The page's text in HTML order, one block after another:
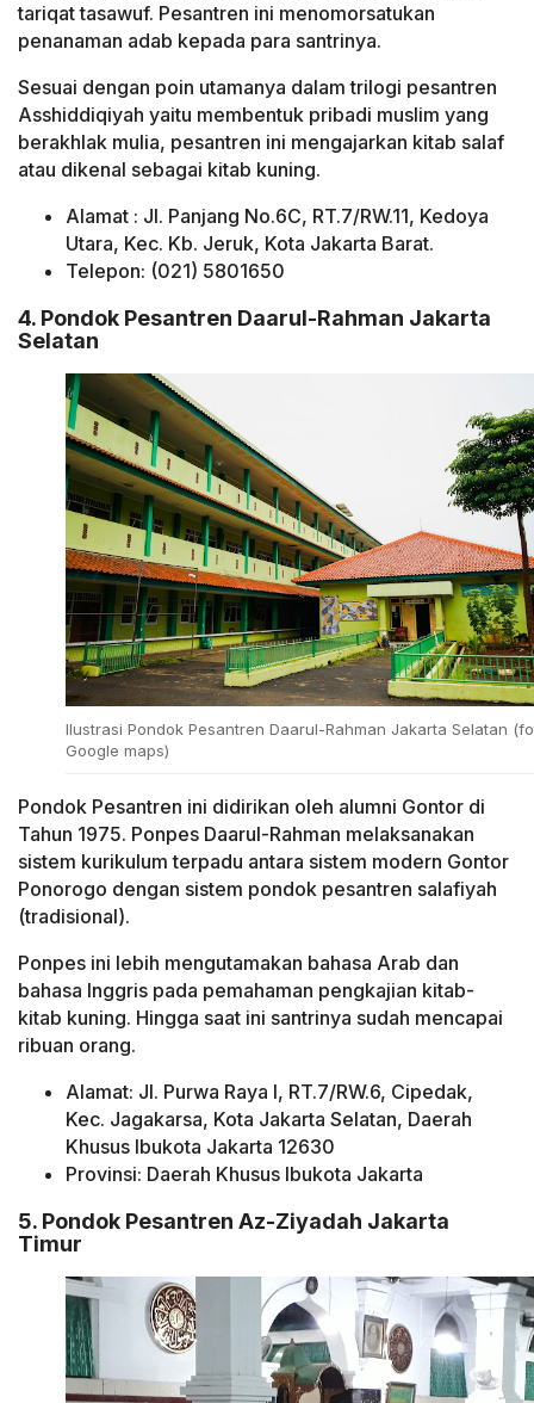
tariqat tasawuf. Pesantren ini menomorsatukan
penanaman adab kepada para santrinya.
Sesuai dengan poin utamanya dalam trilogi pesantren
Asshiddiqiyah yaitu membentuk pribadi muslim yang
berakhlak mulia, pesantren ini mengajarkan kitab salaf
atau dikenal sebagai kitab kuning.
Alamat : Jl. Panjang No.6C, RT.7/RW.11, Kedoya
Utara, Kec. Kb. Jeruk, Kota Jakarta Barat.
Telepon: (021) 5801650
4. Pondok Pesantren Daarul-Rahman Jakarta
Selatan
Ilustrasi Pondok Pesantren Daarul-Rahman Jakarta Selatan
Google maps)
Pondok Pesantren ini didirikan oleh alumni Gontor di
Tahun 1975. Ponpes Daarul-Rahman melaksanakan
sistem kurikulum terpadu antara sistem modern Gontor
Ponorogo dengan sistem pondok pesantren salafiyah
(tradisional).
Ponpes ini lebih mengutamakan bahasa Arab dan
bahasa Inggris pada pemahaman pengkajian kitab-
kitab kuning. Hingga saat ini santrinya sudah mencapai
ribuan orang.
Alamat: Jl. Purwa Raya I, RT.7/RW.6, Cipedak,
Kec. Jagakarsa, Kota Jakarta Selatan, Daerah
Khusus Ibukota Jakarta 12630
Provinsi: Daerah Khusus Ibukota Jakarta
5. Pondok Pesantren Az-Ziyadah Jakarta
Timur